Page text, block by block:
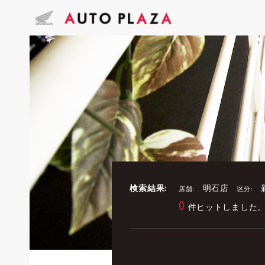
検索結果: 店舗: 明石店 区分:
0 件ヒットしました。